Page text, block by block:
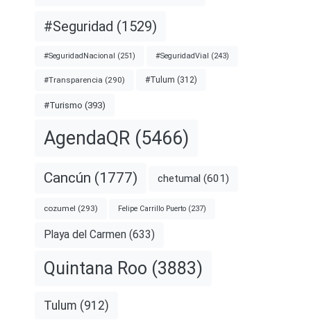
#Seguridad (1529)
#SeguridadNacional (251) #SeguridadVial (243)
#Transparencia (290) #Tulum (312)
#Turismo (393)
AgendaQR (5466)
Cancún (1777) chetumal (601)
cozumel (293) Felipe Carrillo Puerto (237)
Playa del Carmen (633)
Quintana Roo (3883)
Tulum (912)